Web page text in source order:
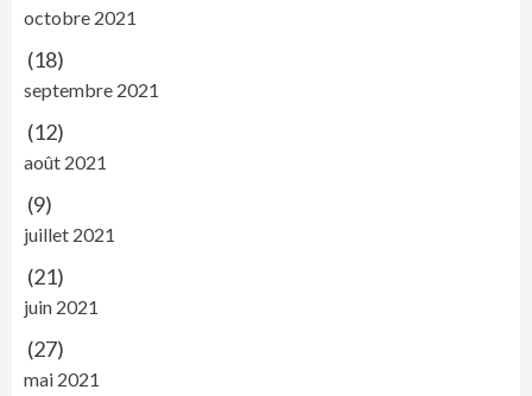
octobre 2021
(18)
septembre 2021
(12)
août 2021
(9)
juillet 2021
(21)
juin 2021
(27)
mai 2021